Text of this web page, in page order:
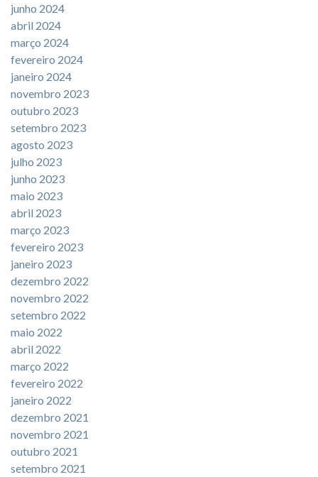
junho 2024
abril 2024
março 2024
fevereiro 2024
janeiro 2024
novembro 2023
outubro 2023
setembro 2023
agosto 2023
julho 2023
junho 2023
maio 2023
abril 2023
março 2023
fevereiro 2023
janeiro 2023
dezembro 2022
novembro 2022
setembro 2022
maio 2022
abril 2022
março 2022
fevereiro 2022
janeiro 2022
dezembro 2021
novembro 2021
outubro 2021
setembro 2021